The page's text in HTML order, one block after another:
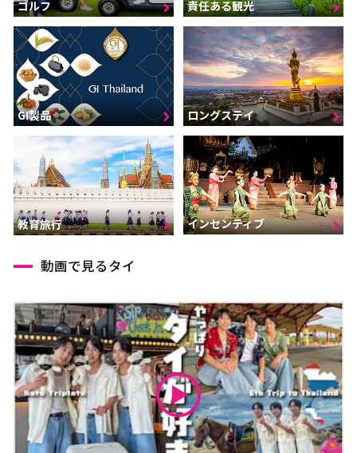
ゴルフ 責任ある観光
GI製品 ロングステイ
教育旅行 インセンティブ
動画で見るタイ